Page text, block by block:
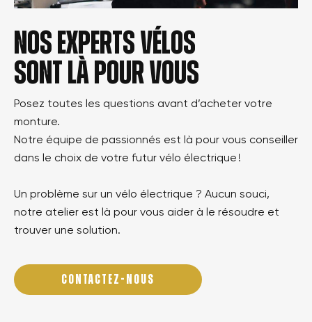
Nos experts vélos
sont là pour vous
Posez toutes les questions avant d’acheter votre
monture.
Notre équipe de passionnés est là pour vous conseiller
dans le choix de votre futur vélo électrique !
Un problème sur un vélo électrique ? Aucun souci,
notre atelier est là pour vous aider à le résoudre et
trouver une solution.
CONTACTEZ-NOUS